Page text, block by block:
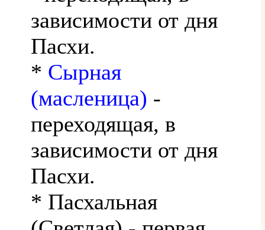
зависимости от дня
Пасхи.
* Сырная
(масленица) -
переходящая, в
зависимости от дня
Пасхи.
* Пасхальная